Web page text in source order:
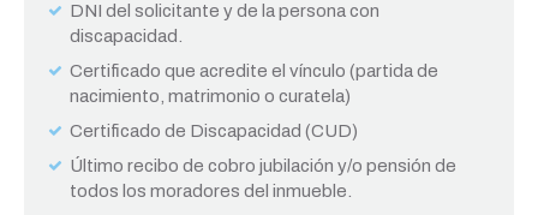
DNI del solicitante y de la persona con
discapacidad.
Certificado que acredite el vínculo (partida de
nacimiento, matrimonio o curatela)
Certificado de Discapacidad (CUD)
Último recibo de cobro jubilación y/o pensión de
todos los moradores del inmueble.